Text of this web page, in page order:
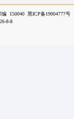
150040 黑ICP备19004777号
-8-8